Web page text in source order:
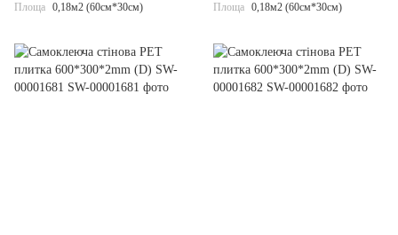
Площа 0,18м2 (60см*30см) Площа 0,18м2 (60см*30см)